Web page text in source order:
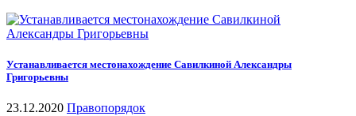
Устанавливается местонахождение Савилкиной Александры
Григорьевны
23.12.2020 Правопорядок